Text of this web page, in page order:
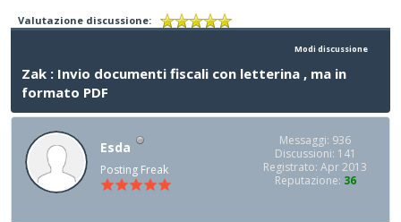
Valutazione discussione:
Modi discussione
Zak : Invio documenti fiscali con letterina , ma in
formato PDF
Esda
Posting Freak
Messaggi: 936
Discussioni: 141
Registrato: Apr 2013
Reputazione: 36